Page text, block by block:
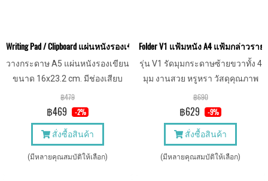
Writing Pad / Clipboard แผ่นหนังรองเขียน รองเซ็นต์เอกสาร คลิปบอร์ด ห
วางกระดาษ A5 แผ่นหนังรองเขียน
ขนาด 16x23.2 cm. มีช่องเสียบ
ปากกาด้านข้าง ให้ผู้บริหารหรือ
ลูกค้าของบริษัทเซ็นต์เอกสารอย่าง
ดูดีมีระดับ
฿479
฿469 -2%
สั่งซื้อสินค้า
(มีหลายคุณสมบัติให้เลือก)
Folder V1 แฟ้มหนัง A4 แฟ้มกล่าว
รุ่น V1 รัดมุมกระดาษซ้ายขวาทั้ง 4
มุม งานสวย หรูหรา วัสดุคุณภาพ
เยี่ยม ผิวสัมผัสดี
฿690
฿629 -9%
สั่งซื้อสินค้า
(มีหลายคุณสมบัติให้เลือก)